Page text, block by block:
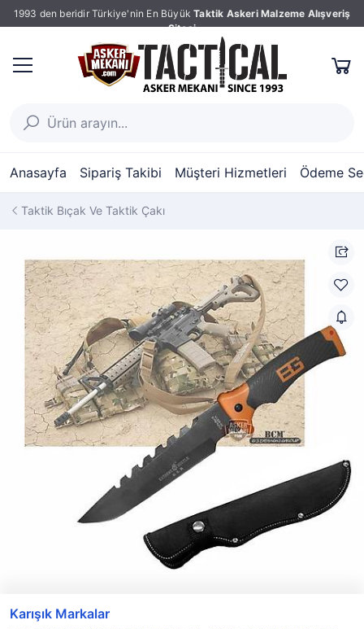
1993 den beridir Türkiye'nin En Büyük Taktik Askeri Malzeme Alışveriş
Sitesi
Anasayfa Sipariş Takibi Müşteri Hizmetleri Ödeme
Taktik Bıçak Ve Taktik Çakı
Karışık Markalar